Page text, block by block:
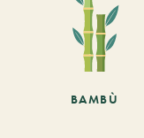
BAMBÙ